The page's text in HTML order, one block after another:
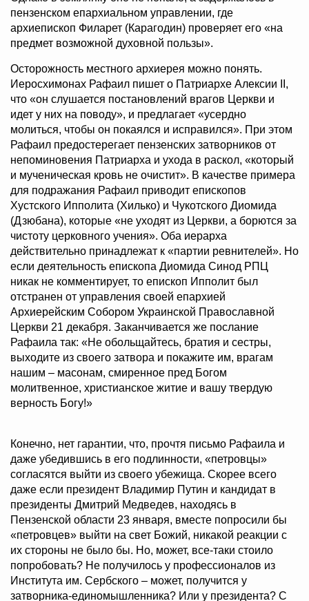
пензенском епархиальном управлении, где
архиепископ Филарет (Карагодин) проверяет его «на
предмет возможной духовной пользы».
Осторожность местного архиерея можно понять.
Иеросхимонах Рафаил пишет о Патриархе Алексии II,
что «он слушается постановлений врагов Церкви и
идет у них на поводу», и предлагает «усердно
молиться, чтобы он покаялся и исправился». При этом
Рафаил предостерегает пензенских затворников от
непоминовения Патриарха и ухода в раскол, «который
и мученическая кровь не очистит». В качестве примера
для подражания Рафаил приводит епископов
Хустского Ипполита (Хилько) и Чукотского Диомида
(Дзюбана), которые «не уходят из Церкви, а борются за
чистоту церковного учения». Оба иерарха
действительно принадлежат к «партии ревнителей». Но
если деятельность епископа Диомида Синод РПЦ
никак не комментирует, то епископ Ипполит был
отстранен от управления своей епархией
Архиерейским Собором Украинской Православной
Церкви 21 декабря. Заканчивается же послание
Рафаила так: «Не обольщайтесь, братия и сестры,
выходите из своего затвора и покажите им, врагам
нашим – масонам, смиренное пред Богом
молитвенное, христианское житие и вашу твердую
верность Богу!»
Конечно, нет гарантии, что, прочтя письмо Рафаила и
даже убедившись в его подлинности, «петровцы»
согласятся выйти из своего убежища. Скорее всего
даже если президент Владимир Путин и кандидат в
президенты Дмитрий Медведев, находясь в
Пензенской области 23 января, вместе попросили бы
«петровцев» выйти на свет Божий, никакой реакции с
их стороны не было бы. Но, может, все-таки стоило
попробовать? Не получилось у профессионалов из
Института им. Сербского – может, получится у
затворника-единомышленника? Или у президента? С